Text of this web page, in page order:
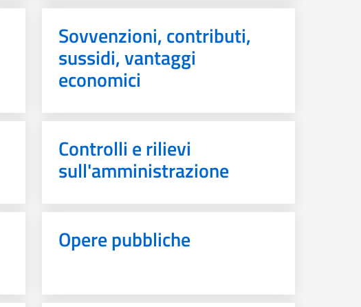
Sovvenzioni, contributi,
sussidi, vantaggi
economici
Controlli e rilievi
sull'amministrazione
Opere pubbliche